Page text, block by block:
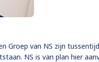
Groep van NS zijn
NS is van plan hier